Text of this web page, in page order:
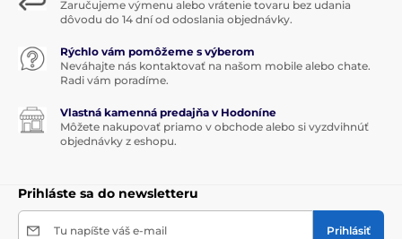
Zaručujeme výmenu alebo vrátenie tovaru bez udania
dôvodu do 14 dní od odoslania objednávky.
Rýchlo vám pomôžeme s výberom
Neváhajte nás kontaktovať na našom mobile alebo chate.
Radi vám poradíme.
Vlastná kamenná predajňa v Hodoníne
Môžete nakupovať priamo v obchode alebo si vyzdvihnúť
objednávky z eshopu.
Prihláste sa do newsletteru
Tu napíšte váš e-mail Prihlásiť